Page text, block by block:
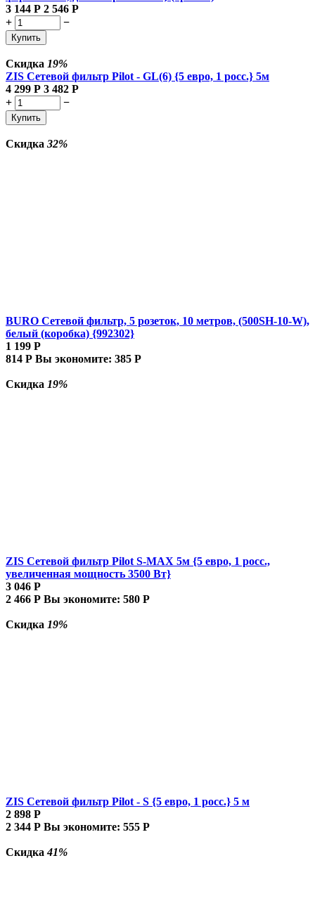
3 144 Р 2 546 Р
+
−
Купить
Скидка 19%
ZIS Сетевой фильтр Pilot - GL(6) {5 евро, 1 росс.} 5м
4 299 Р 3 482 Р
+
−
Купить
Скидка 32%
BURO Сетевой фильтр, 5 розеток, 10 метров, (500SH-10-W),
белый (коробка) {992302}
1 199 Р
814 Р Вы экономите: 385 Р
Скидка 19%
ZIS Сетевой фильтр Pilot S-MAX 5м {5 евро, 1 росс.,
увеличенная мощность 3500 Вт}
3 046 Р
2 466 Р Вы экономите: 580 Р
Скидка 19%
ZIS Сетевой фильтр Pilot - S {5 евро, 1 росс.} 5 м
2 898 Р
2 344 Р Вы экономите: 555 Р
Скидка41%